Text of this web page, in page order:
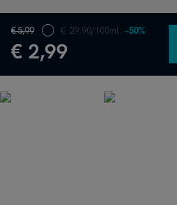
€ 5,99
€ 2,99
€ 29,90/100ml −50%